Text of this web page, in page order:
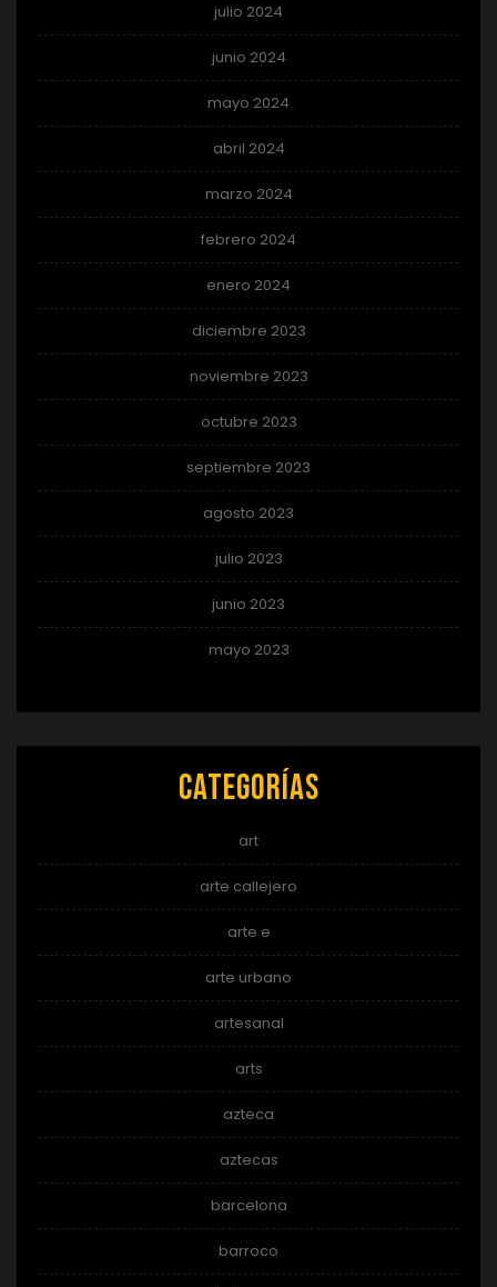
julio 2024
junio 2024
mayo 2024
abril 2024
marzo 2024
febrero 2024
enero 2024
diciembre 2023
noviembre 2023
octubre 2023
septiembre 2023
agosto 2023
julio 2023
junio 2023
mayo 2023
Categorías
art
arte callejero
arte e
arte urbano
artesanal
arts
azteca
aztecas
barcelona
barroco